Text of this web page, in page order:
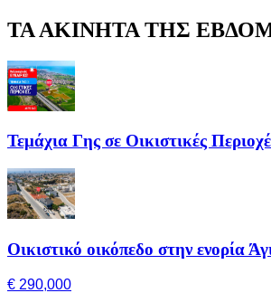
ΤΑ ΑΚΙΝΗΤΑ ΤΗΣ
Τεμάχια Γης σε Οικιστικές
Οικιστικό οικόπεδο στην ενορία
€ 290,000